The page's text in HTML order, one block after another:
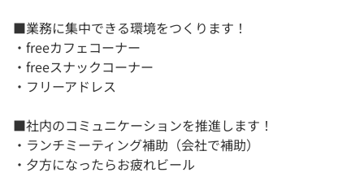
■業務に集中できる環境をつくります！
・freeカフェコーナー
・freeスナックコーナー
・フリーアドレス
■社内のコミュニケーションを推進します！
・ランチミーティング補助（会社で補助）
・夕方になったらお疲れビール